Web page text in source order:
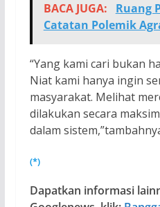
BACA JUGA:
Ruang
Catatan Polemik
“Yang kami cari bukan
Niat kami hanya ingin
masyarakat. Melihat
dilakukan secara
dalam
(*)
Dapatkan informasi